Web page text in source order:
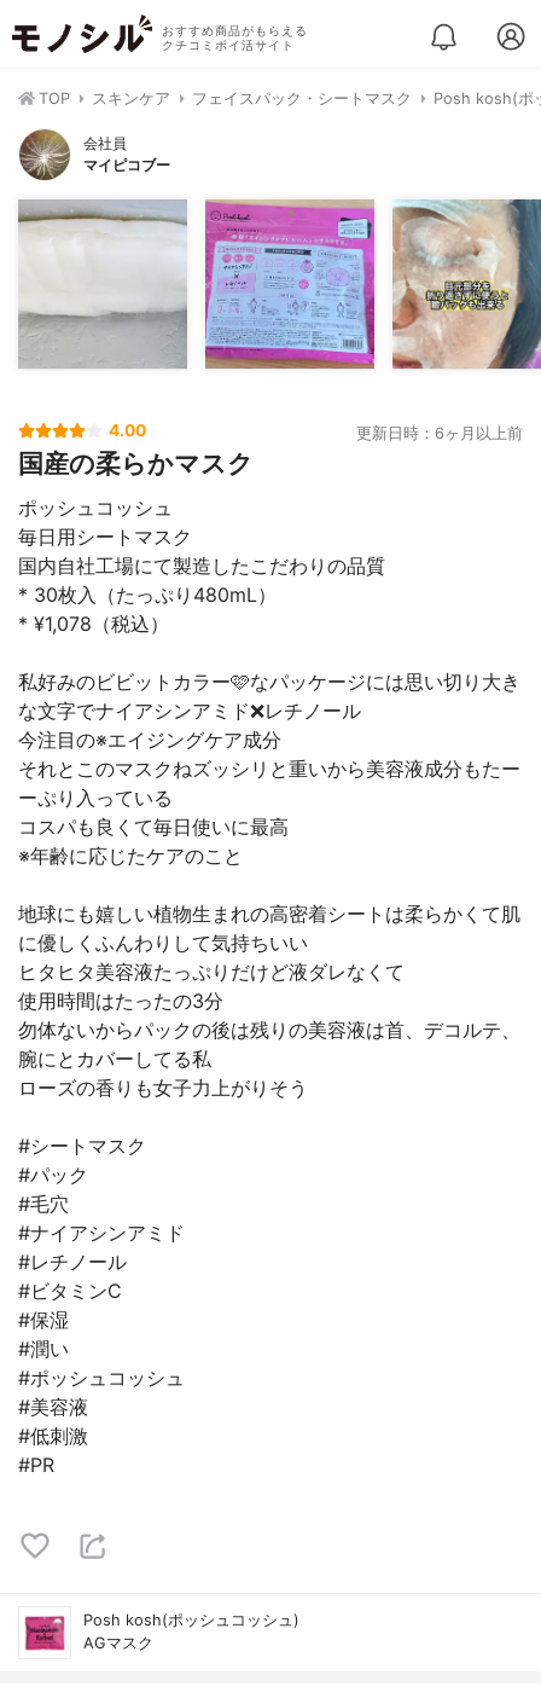
おすすめ商品がもらえる
クチコミポイ活サイト
TOP スキンケア フェイスパック・シートマスク Posh kosh(ポ
会社員
マイピコブー
4.00 更新日時：6ヶ月以上前
国産の柔らかマスク
ポッシュコッシュ
毎日用シートマスク
国内自社工場にて製造したこだわりの品質
* 30枚入（たっぷり480mL）
* ¥1,078（税込）
私好みのビビットカラー🩷なパッケージには思い切り大き
な文字でナイアシンアミド❌レチノール
今注目の※エイジングケア成分
それとこのマスクねズッシリと重いから美容液成分もたー
ーぷり入っている
コスパも良くて毎日使いに最高
※年齢に応じたケアのこと
地球にも嬉しい植物生まれの高密着シートは柔らかくて肌
に優しくふんわりして気持ちいい
ヒタヒタ美容液たっぷりだけど液ダレなくて
使用時間はたったの3分
勿体ないからパックの後は残りの美容液は首、デコルテ、
腕にとカバーしてる私
ローズの香りも女子力上がりそう
#シートマスク
#パック
#毛穴
#ナイアシンアミド
#レチノール
#ビタミンC
#保湿
#潤い
#ポッシュコッシュ
#美容液
#低刺激
#PR
Posh kosh(ポッシュコッシュ)
AGマスク